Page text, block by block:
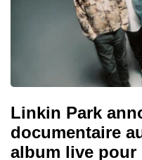
Linkin Park
documentaire
album live pour